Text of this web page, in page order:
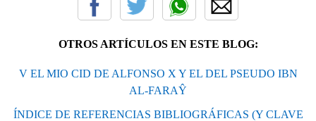
OTROS ARTÍCULOS EN ESTE BLOG:
V EL MIO CID DE ALFONSO X Y EL DEL PSEUDO IBN
AL-FARAŶ
ÍNDICE DE REFERENCIAS BIBLIOGRÁFICAS (Y CLAVE